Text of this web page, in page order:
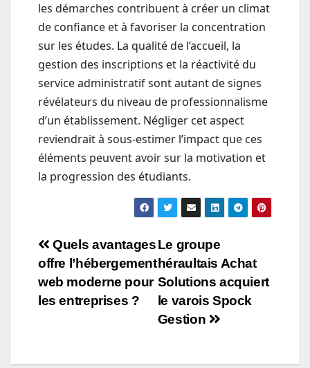
les démarches contribuent à créer un climat
de confiance et à favoriser la concentration
sur les études. La qualité de l’accueil, la
gestion des inscriptions et la réactivité du
service administratif sont autant de signes
révélateurs du niveau de professionnalisme
d’un établissement. Négliger cet aspect
reviendrait à sous-estimer l’impact que ces
éléments peuvent avoir sur la motivation et
la progression des étudiants.
Navigation
de
l’article
Le groupe
héraultais Achat
Solutions acquiert
le varois Spock
Gestion
Quels avantages
offre l’hébergement
web moderne pour
les entreprises ?